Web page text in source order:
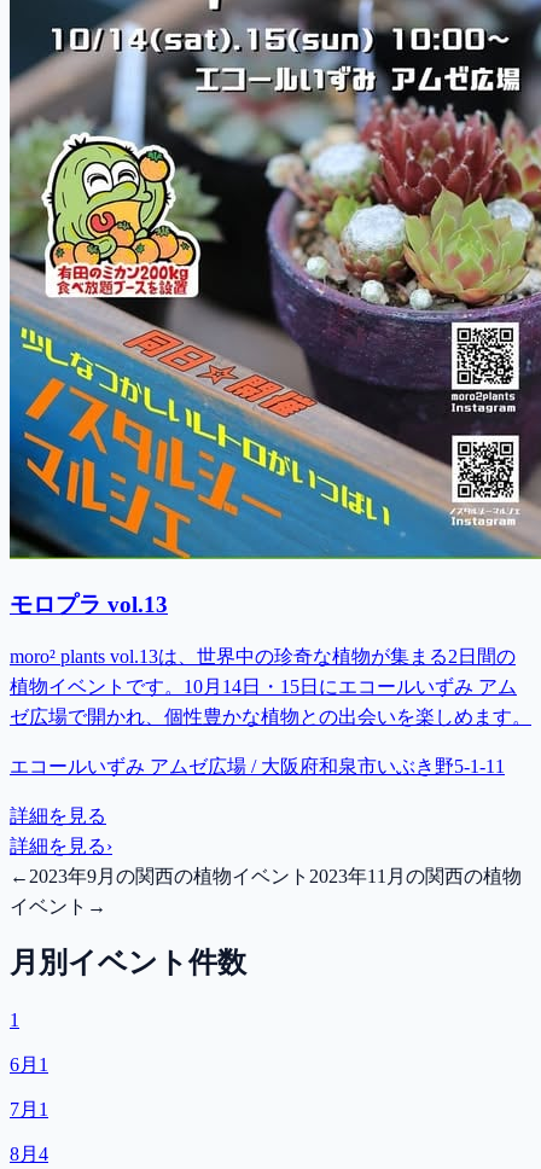
モロプラ vol.13
moro² plants vol.13は、世界中の珍奇な植物が集まる2日間の
植物イベントです。10月14日・15日にエコールいずみ アム
ゼ広場で開かれ、個性豊かな植物との出会いを楽しめます。
エコールいずみ アムゼ広場 / 大阪府和泉市いぶき野5-1-11
詳細を見る
詳細を見る›
← 2023年9月の関西の植物イベント 2023年11月の関西の植物
イベント →
月別イベント件数
1
6月 1
7月 1
8月 4